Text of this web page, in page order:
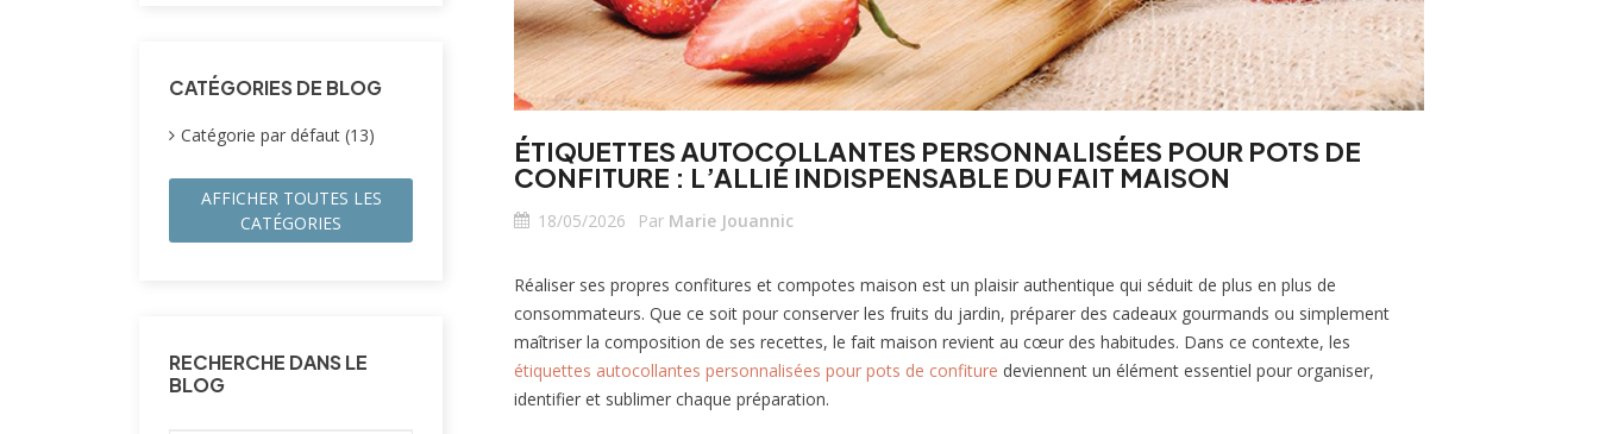
CATÉGORIES DE BLOG
Catégorie par défaut (13)
AFFICHER TOUTES LES
CATÉGORIES
RECHERCHE DANS LE
BLOG
ÉTIQUETTES AUTOCOLLANTES PERSONNALISÉES POUR POTS DE
CONFITURE : L’ALLIÉ INDISPENSABLE DU FAIT MAISON
18/05/2026 Par Marie Jouannic
Réaliser ses propres confitures et compotes maison est un plaisir authentique qui séduit de plus en plus de
consommateurs. Que ce soit pour conserver les fruits du jardin, préparer des cadeaux gourmands ou simplement
maîtriser la composition de ses recettes, le fait maison revient au cœur des habitudes. Dans ce contexte, les
étiquettes autocollantes personnalisées pour pots de confiture deviennent un élément essentiel pour organiser,
identifier et sublimer chaque préparation.